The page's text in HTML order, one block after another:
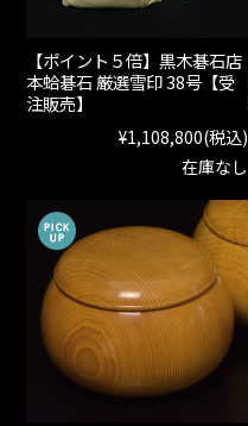
【ポイント５倍】黒木碁石店
本蛤碁石 厳選雪印 38号【受
注販売】
¥1,108,800(税込)
在庫なし